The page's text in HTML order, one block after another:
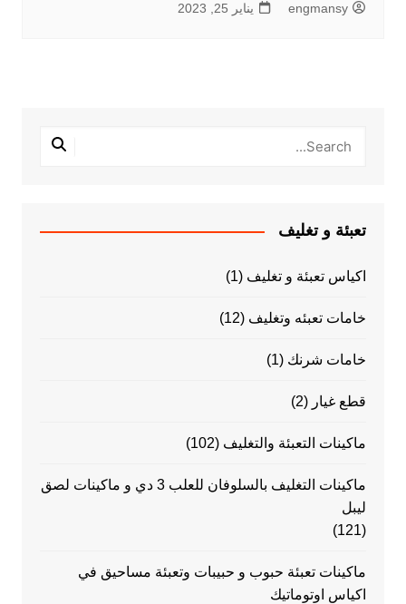
engmansy يناير 25, 2023
تعبئة و تغليف
اكياس تعبئة و تغليف (1)
خامات تعبئه وتغليف (12)
خامات شرنك (1)
قطع غيار (2)
ماكينات التعبئة والتغليف (102)
ماكينات التغليف بالسلوفان للعلب 3 دي و ماكينات لصق
ليبل
(121)
ماكينات تعبئة حبوب و حبيبات وتعبئة مساحيق في
اكياس اوتوماتيك